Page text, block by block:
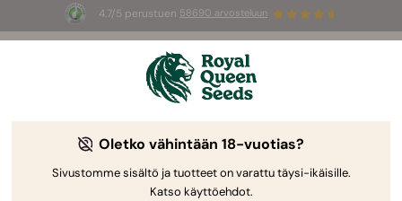
4.7/5 perustuen 58690 arvosteluun
3 White Widow Auto mag
Oletko vähintään 18-vuotias?
Sivustomme sisältö ja tuotteet on varattu täysi-ikäisille.
Katso käyttöehdot.